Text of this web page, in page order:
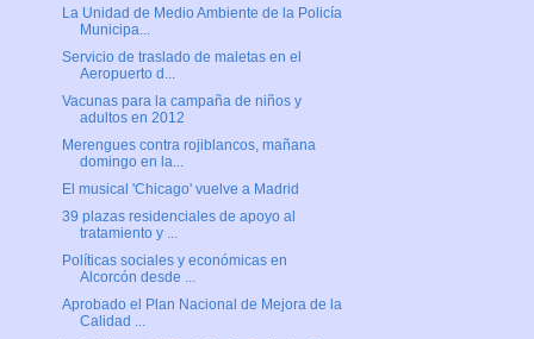
La Unidad de Medio Ambiente de la Policía
Municipa...
Servicio de traslado de maletas en el
Aeropuerto d...
Vacunas para la campaña de niños y
adultos en 2012
Merengues contra rojiblancos, mañana
domingo en la...
El musical 'Chicago' vuelve a Madrid
39 plazas residenciales de apoyo al
tratamiento y ...
Políticas sociales y económicas en
Alcorcón desde ...
Aprobado el Plan Nacional de Mejora de la
Calidad ...